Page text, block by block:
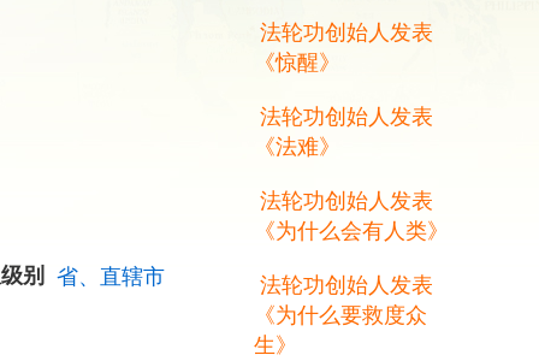
别 省、直辖市
法轮功创始人发表
《惊醒》
法轮功创始人发表
《法难》
法轮功创始人发表
《为什么会有人类》
法轮功创始人发表
《为什么要救度众
生》